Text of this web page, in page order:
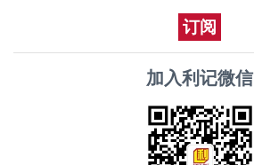
订阅
加入利记微信